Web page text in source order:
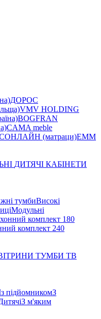
ДОРОС
VMV HOLDING
BOGFRAN
CAMA meble
(матраци)EMM
ДИТЯЧІ КАБІНЕТИ
тумбиВисокі
Модульні
комплект 180
комплект 240
ТУМБИ ТВ
підйомникомЗ
З м'яким